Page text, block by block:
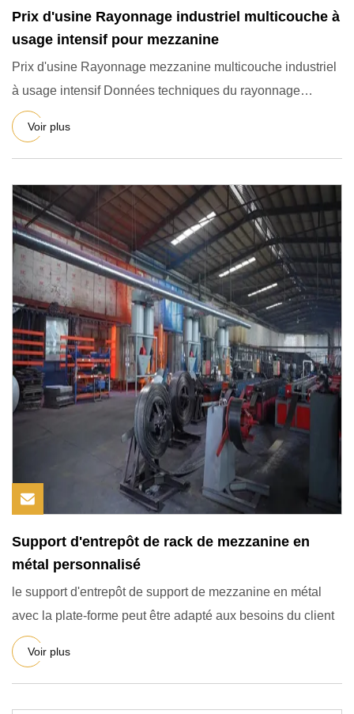
Prix ​​d'usine Rayonnage industriel multicouche à
usage intensif pour mezzanine
Prix ​​​​d'usine Rayonnage mezzanine multicouche industriel
à usage intensif Données techniques du rayonnage
mezzanine e
Voir plus
Support d'entrepôt de rack de mezzanine en
métal personnalisé
le support d'entrepôt de support de mezzanine en métal
avec la plate-forme peut être adapté aux besoins du client
Voir plus